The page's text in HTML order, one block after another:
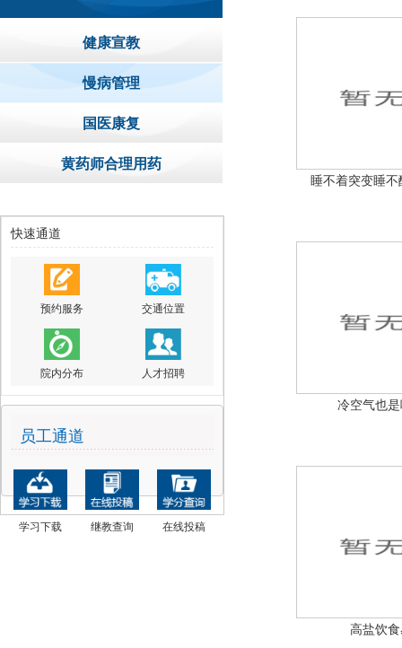
健康宣教
慢病管理
国医康复
黄药师合理用药
快速通道
预约服务 交通位置
院内分布 人才招聘
员工通道
学习下载 继教查询 在线投稿
睡不着突变睡
冷空气也
高盐饮